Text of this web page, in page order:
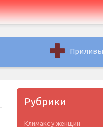
Приливы
Рубрики
Климакс у женщин